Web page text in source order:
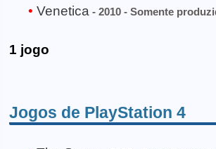
Venetica - 2010 - Somente
1 jogo
Jogos de PlayStation 4